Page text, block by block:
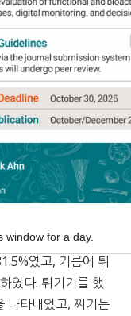
인 차이를 나타냈
당근의 부피가 줄어
나타나 조리시간
게 나타났다. 조리
를 나타내었다. 당
기는 17%, 볶기
중량이 감소하는 것
함량은 삶기를 한
시료보다 수분함
감소하였으나, 팬
였고, 기름에 튀
였다. 튀기기를 했
나타내었고, 찌기는
for a day.